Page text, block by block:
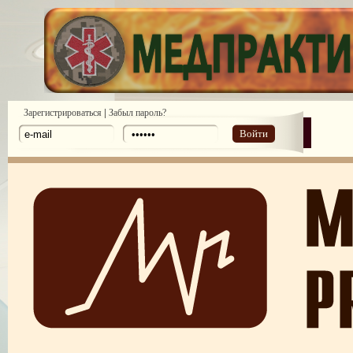
Зарегистрироваться | Забыл пароль?
Войти
ПОТРЕБИТЕЛЬСКИЙ ЭКСТРЕМИЗМ
ПЕРЕГОРЕЛО, или ЧЕМ ГРОЗИТ ЭМОЦИОНАЛЬНОЕ